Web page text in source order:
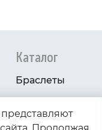
Каталог
Браслеты
Серебро